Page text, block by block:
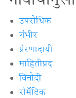
उपरोधिक
गंभीर
प्रेरणादायी
माहितीप्रद
विनोदी
रोमॅंटिक